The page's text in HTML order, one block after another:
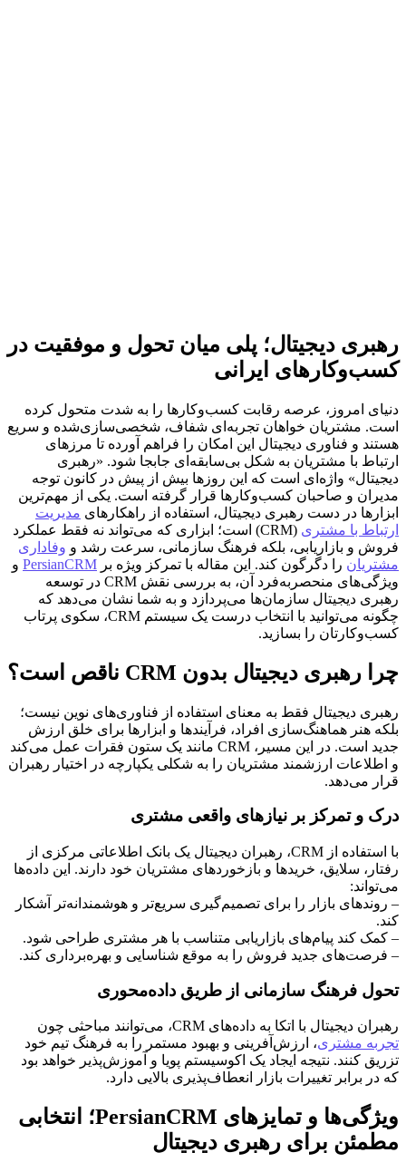
رهبری دیجیتال؛ پلی میان تحول و موفقیت در
کسب‌وکارهای ایرانی
دنیای امروز، عرصه رقابت کسب‌وکارها را به شدت متحول کرده
است. مشتریان خواهان تجربه‌ای شفاف، شخصی‌سازی‌شده و سریع
هستند و فناوری دیجیتال این امکان را فراهم آورده تا مرزهای
ارتباط با مشتریان به شکل بی‌سابقه‌ای جابجا شود. «رهبری
دیجیتال» واژه‌ای است که این روزها بیش از پیش در کانون توجه
مدیران و صاحبان کسب‌وکارها قرار گرفته است. یکی از مهم‌ترین
ابزارها در دست رهبری دیجیتال، استفاده از راهکارهای مدیریت
ارتباط با مشتری
(CRM) است؛ ابزاری که می‌تواند نه فقط عملکرد
فروش و بازاریابی، بلکه فرهنگ سازمانی، سرعت رشد و وفاداری
مشتریان را دگرگون کند. این مقاله با تمرکز ویژه بر PersianCRM و
ویژگی‌های منحصربه‌فرد آن، به بررسی نقش CRM در توسعه
رهبری دیجیتال سازمان‌ها می‌پردازد و به شما نشان می‌دهد که
چگونه می‌توانید با انتخاب درست یک سیستم CRM، سکوی پرتاب
کسب‌وکارتان را بسازید.
چرا رهبری دیجیتال بدون CRM ناقص است؟
رهبری دیجیتال فقط به معنای استفاده از فناوری‌های نوین نیست؛
بلکه هنر هماهنگ‌سازی افراد، فرآیندها و ابزارها برای خلق ارزش
جدید است. در این مسیر، CRM مانند یک ستون فقرات عمل می‌کند
و اطلاعات ارزشمند مشتریان را به شکلی یکپارچه در اختیار رهبران
قرار می‌دهد.
درک و تمرکز بر نیازهای واقعی مشتری
با استفاده از CRM، رهبران دیجیتال یک بانک اطلاعاتی مرکزی از
رفتار، سلایق، خریدها و بازخوردهای مشتریان خود دارند. این داده‌ها
می‌تواند:
– روندهای بازار را برای تصمیم‌گیری سریع‌تر و هوشمندانه‌تر آشکار
کند.
– کمک کند پیام‌های بازاریابی متناسب با هر مشتری طراحی شود.
– فرصت‌های جدید فروش را به موقع شناسایی و بهره‌برداری کند.
تحول فرهنگ سازمانی از طریق داده‌محوری
رهبران دیجیتال با اتکا به داده‌های CRM، می‌توانند مباحثی چون
تجربه مشتری، ارزش‌آفرینی و بهبود مستمر را به فرهنگ تیم خود
تزریق کنند. نتیجه ایجاد یک اکوسیستم پویا و آموزش‌پذیر خواهد بود
که در برابر تغییرات بازار انعطاف‌پذیری بالایی دارد.
ویژگی‌ها و تمایزهای PersianCRM؛ انتخابی
مطمئن برای رهبری دیجیتال